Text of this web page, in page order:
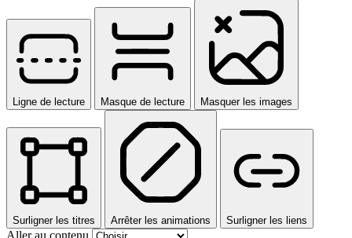
Ligne de lecture Masque de lecture Masquer les images
Surligner les titres Arrêter les animations Surligner les liens